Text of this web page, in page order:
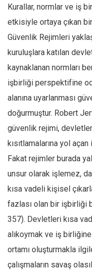
Kurallar, normlar ve iş
etkisiyle ortaya çıkan
Güvenlik Rejimleri
kuruluşlara katılan
kaynaklanan normları
işbirliği perspektifine
alanına uyarlanması
doğurmuştur. Robert
güvenlik rejimi,
kısıtlamalarına yol
Fakat rejimler burada
unsur olarak işlemez,
kısa vadeli kişisel
fazlası olan bir işbirliği
357). Devletleri kısa
alıkoymak ve iş
ortamı oluşturmakla
çalışmaların savaş